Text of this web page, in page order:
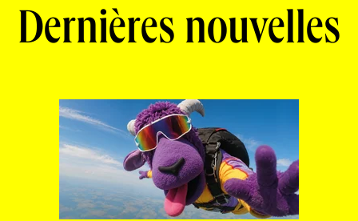
Dernières nouvelles